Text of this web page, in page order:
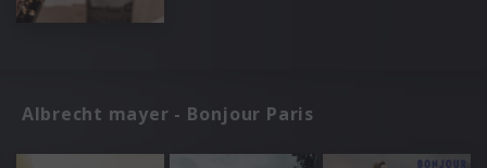
Albrecht mayer - Bonjour Paris